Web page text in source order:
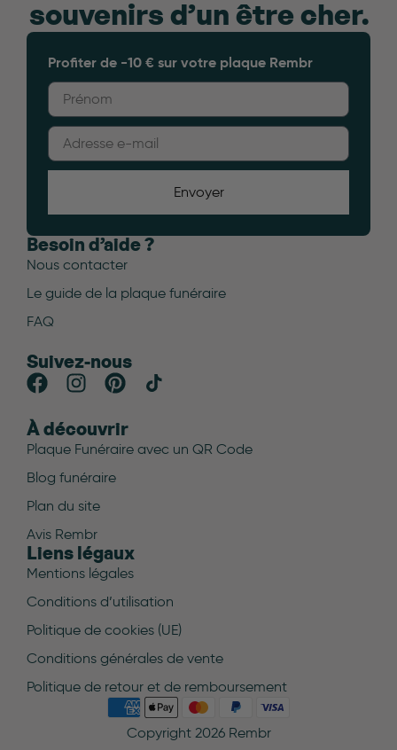
souvenirs d’un être cher.
Profiter de -10 € sur votre plaque Rembr
Envoyer
Besoin d’aide ?
Nous contacter
Le guide de la plaque funéraire
FAQ
Suivez-nous
À découvrir
Plaque Funéraire avec un QR Code
Blog funéraire
Plan du site
Avis Rembr
Liens légaux
Mentions légales
Conditions d’utilisation
Politique de cookies (UE)
Conditions générales de vente
Politique de retour et de remboursement
Copyright 2026 Rembr